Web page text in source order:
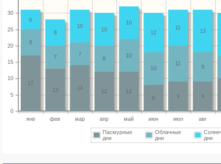
янв фев мар апр май июн июл авг
0
5
10
15
20
25
30
9
9
8
12
12
14
13
17
9
11
10
10
8
7
7
8
13
11
12
10
10
10
8
6
Пасмурные
дни
Облачные
дни
дни